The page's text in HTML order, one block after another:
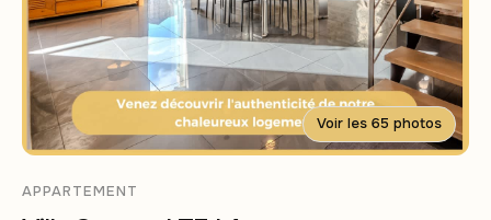
Voir les 65 photos
APPARTEMENT